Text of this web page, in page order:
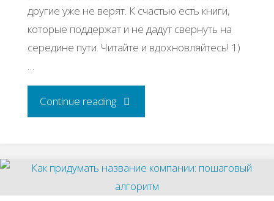
другие уже не верят. К счастью есть книги,
которые поддержат и не дадут свернуть на
середине пути. Читайте и вдохновляйтесь! 1)
…
Continue reading"Книги
бизнесе,
которые